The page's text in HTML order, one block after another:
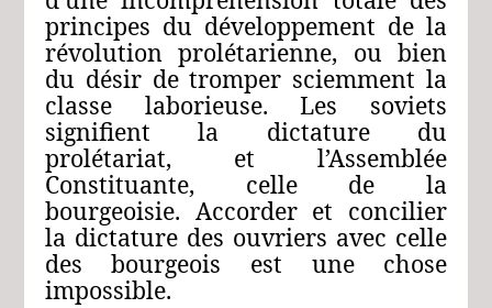
principes du développement de la
révolution prolétarienne, ou bien
du désir de tromper sciemment la
classe laborieuse. Les soviets
signifient la dictature du
prolétariat, et l’Assemblée
Constituante, celle de la
bourgeoisie. Accorder et concilier
la dictature des ouvriers avec celle
des bourgeois est une chose
impossible.